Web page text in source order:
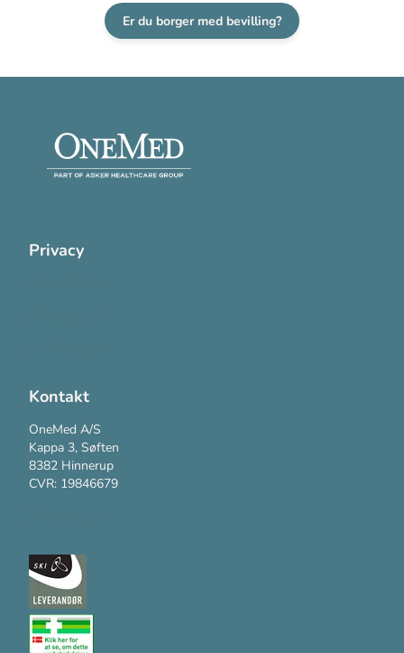
Er du borger med bevilling?
Privacy
Kontakt
OneMed A/S
Kappa 3, Søften
8382 Hinnerup
CVR: 19846679